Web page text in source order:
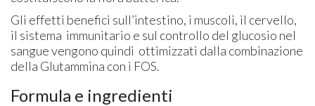
Gli effetti benefici sull’intestino, i muscoli, il cervello,
il sistema immunitario e sul controllo del glucosio nel
sangue vengono quindi ottimizzati dalla combinazione
della Glutammina con i FOS.
Formula e ingredienti